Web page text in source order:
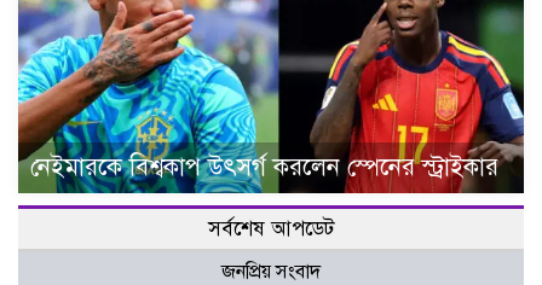
নেইমারকে বিশ্বকাপ উৎসর্গ করলেন স্পেনের স্ট্রাইকার
সর্বশেষ আপডেট
জনপ্রিয় সংবাদ